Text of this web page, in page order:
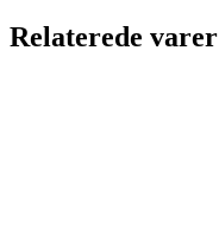
Relaterede varer